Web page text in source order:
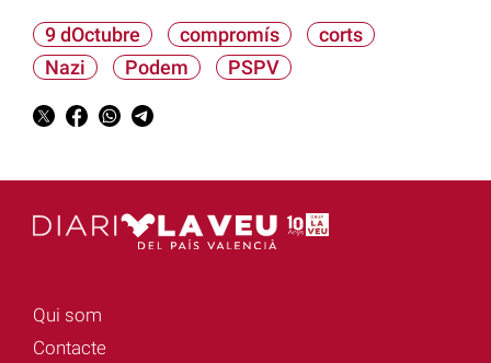
9 dOctubre compromís
corts
Nazi
Podem PSPV
Qui som
Contacte